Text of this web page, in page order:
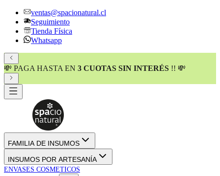
ventas@spacionatural.cl
Seguimiento
Tienda Física
Whatsapp
💸 PAGA HASTA EN 3 CUOTAS SIN INTERÉS !! 💸
FAMILIA DE INSUMOS
INSUMOS POR ARTESANÍA
ENVASES COSMETICOS